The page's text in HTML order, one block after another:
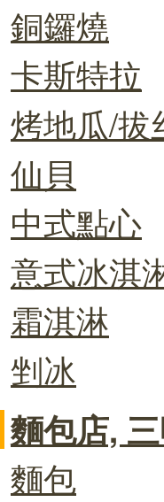
銅鑼燒
卡斯特拉
烤地瓜/拔
仙貝
中式點心
意式冰淇
霜淇淋
剉冰
麵包店,
麵包